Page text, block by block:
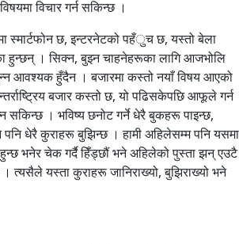
विचार गर्न सकिन्छ ।
स्मार्टफोन छ, इन्टरनेटको पहँुच छ, यस्तो बेला
हुन्छन् । सिक्न, बुझ्न चाहनेहरूका लागि आजभोलि
आवश्यक हुँदैन । बजारमा कस्तो नयाँ विषय आएको
बजार कस्तो छ, यो पढिसकेपछि आफूले गर्न
सकिन्छ । भविष्य छनोट गर्ने धेरै बुकहरू पाइन्छ,
पनि धेरै कुराहरू बुझिन्छ । हामी अहिलेसम्म पनि यसमा
भनेर चेक गर्दै हिँड्छौं भने अहिलेको पुस्ता झन् एउटै
त्यसैले यस्ता कुराहरू जानिराख्यो, बुझिराख्यो भने